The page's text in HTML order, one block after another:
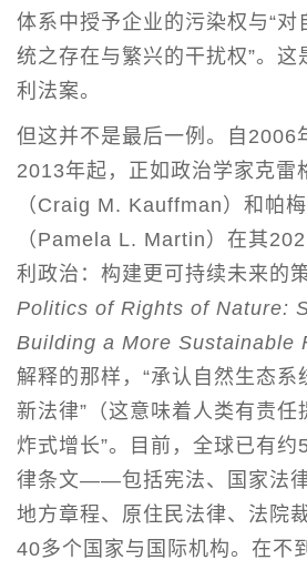
体系中授予企业的污染权与“对
统之存在与繁兴的干扰权”。这
利法案。
但这并不是最后一例。自2006
2013年起，正如政治学家克雷
（Craig M. Kauffman）和帕
（Pamela L. Martin）在其
利政治：构建更可持续未来的
Politics of Rights of Nature:
Building a More Sustainable
解释的那样，“承认自然生态系
新法律”（这意味着人类有责任
炸式增长”。目前，全球已有约
律条文——包括宪法、国家法律
地方章程、原住民法律、法
40多个国家与国际机构。在不